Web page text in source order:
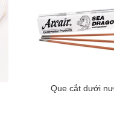
Que cắt dưới